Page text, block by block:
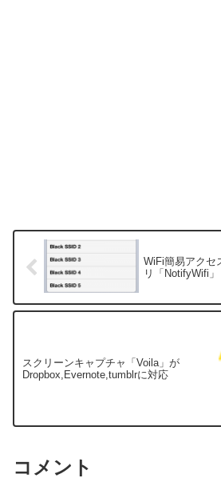
WiFi簡易アクセ
リ「NotifyWifi」
スクリーンキャプチャ「Voila」が
Dropbox,Evernote,tumblrに対応
コメント